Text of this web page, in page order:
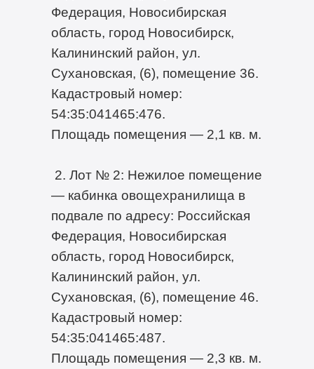
Федерация, Новосибирская
область, город Новосибирск,
Калининский район, ул.
Сухановская, (6), помещение 36.
Кадастровый номер:
54:35:041465:476.
Площадь помещения — 2,1 кв. м.
2. Лот № 2: Нежилое помещение
— кабинка овощехранилища в
подвале по адресу: Российская
Федерация, Новосибирская
область, город Новосибирск,
Калининский район, ул.
Сухановская, (6), помещение 46.
Кадастровый номер:
54:35:041465:487.
Площадь помещения — 2,3 кв. м.